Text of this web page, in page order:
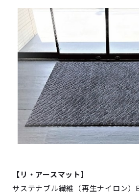
【リ・アースマット】
サステナブル繊維（再生ナイロン）